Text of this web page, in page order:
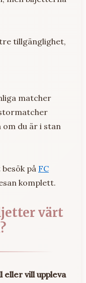
tillgänglighet,
matcher
du är i stan
på FC
komplett.
värt
eller vill uppleva